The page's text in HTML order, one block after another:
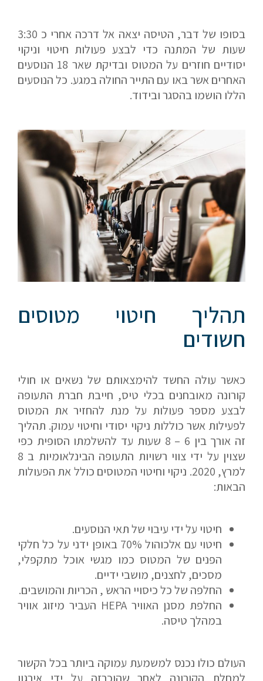
בסופו של דבר, הטיסה יצאה אל דרכה אחרי כ 3:30
שעות של המתנה כדי לבצע פעולות חיטוי וניקוי
יסודיים חוזרים על המטוס ובדיקת שאר 18 הנוסעים
האחרים אשר באו עם התייר החולה במגע. כל הנוסעים
הללו הושמו בהסגר ובידוד.
תהליך חיטוי מטוסים
חשודים
כאשר עולה החשד להימצאותם של נשאים או חולי
קורונה מאובחנים בכלי טיס, חייבת חברת התעופה
לבצע מספר פעולות על מנת להחזיר את המטוס
לפעילות אשר כוללות ניקוי יסודי וחיטוי עמוק. תהליך
זה אורך בין 6 – 8 שעות עד להשלמתו הסופית כפי
שצוין על ידי צווי רשויות התעופה הבינלאומיות ב 8
למרץ, 2020. ניקוי וחיטוי המטוסים כולל את הפעולות
הבאות:
חיטוי על ידי עיבוי של תאי הנוסעים.
חיטוי עם אלכוהול 70% באופן ידני על כל חלקי
הפנים של המטוס כמו מגשי אוכל מתקפלי,
מסכים, לחצנים, מושבי ידיים.
החלפה של כל כיסויי הראש , הכריות והמושבים.
החלפת מסנן האוויר HEPA העביר מיזוג אוויר
במהלך טיסה.
העולם כולו נכנס למשמעת עמוקה ביותר בכל הקשור
למחלת הקורונה לאחר שהוכרזה על ידי אירגון